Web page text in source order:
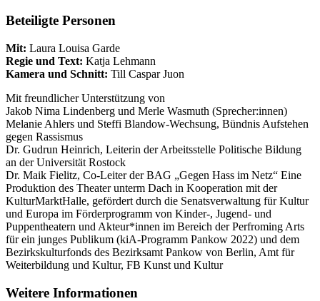
Beteiligte Personen
Mit: Laura Louisa Garde
Regie und Text: Katja Lehmann
Kamera und Schnitt: Till Caspar Juon
Mit freundlicher Unterstützung von
Jakob Nima Lindenberg und Merle Wasmuth (Sprecher:innen)
Melanie Ahlers und Steffi Blandow-Wechsung, Bündnis Aufstehen
gegen Rassismus
Dr. Gudrun Heinrich, Leiterin der Arbeitsstelle Politische Bildung
an der Universität Rostock
Dr. Maik Fielitz, Co-Leiter der BAG „Gegen Hass im Netz“ Eine
Produktion des Theater unterm Dach in Kooperation mit der
KulturMarktHalle, gefördert durch die Senatsverwaltung für Kultur
und Europa im Förderprogramm von Kinder-, Jugend- und
Puppentheatern und Akteur*innen im Bereich der Perfroming Arts
für ein junges Publikum (kiA-Programm Pankow 2022) und dem
Bezirkskulturfonds des Bezirksamt Pankow von Berlin, Amt für
Weiterbildung und Kultur, FB Kunst und Kultur
Weitere Informationen